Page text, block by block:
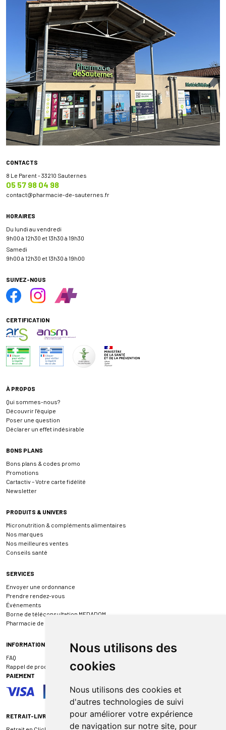
Nous utilisons des
cookies
Nous utilisons des cookies et
d'autres technologies de suivi
pour améliorer votre expérience
de navigation sur notre site, pour
CONTACTS
8 Le Parent - 33210 Sauternes
05 57 98 04 98
contact@pharmacie-de-sauternes.fr
HORAIRES
Du lundi au vendredi
9h00 à 12h30 et 13h30 à 19h30
Samedi
9h00 à 12h30 et 13h30 à 19h00
SUIVEZ-NOUS
CERTIFICATION
À PROPOS
Qui sommes-nous?
Découvrir l’équipe
Poser une question
Déclarer un effet indésirable
BONS PLANS
Bons plans & codes promo
Promotions
Cartactiv – Votre carte fidélité
Newsletter
PRODUITS & UNIVERS
Micronutrition & compléments alimentaires
Nos marques
Nos meilleures ventes
Conseils santé
SERVICES
Envoyer une ordonnance
Prendre rendez-vous
Événements
Borne de téléconsultation MEDADOM
Pharmacie de garde
INFORMATIONS
FAQ
Rappel de produit
PAIEMENT
RETRAIT-LIVRAISON